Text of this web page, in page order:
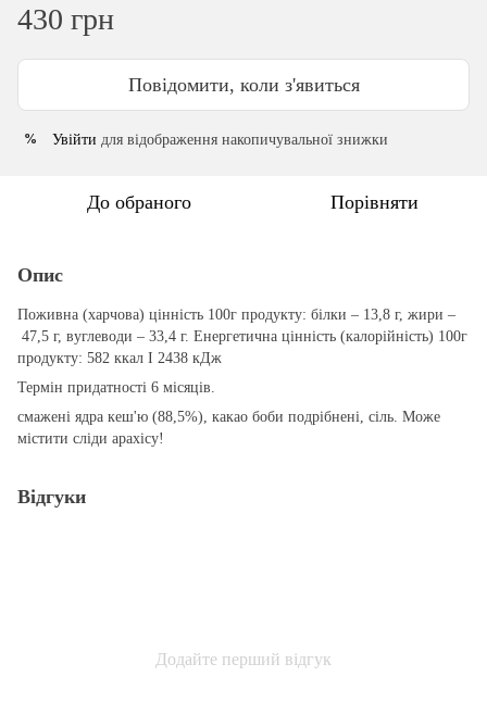
430 грн
Повідомити, коли з'явиться
% Увійти для відображення накопичувальної знижки
До обраного Порівняти
Опис
Поживна (харчова) цінність 100г продукту: білки – 13,8 г, жири –
47,5 г, вуглеводи – 33,4 г. Енергетична цінність (калорійність) 100г
продукту: 582 ккал I 2438 кДж
Термін придатності 6 місяців.
смажені ядра кеш'ю (88,5%), какао боби подрібнені, сіль. Може
містити сліди арахісу!
Відгуки
Додайте перший відгук